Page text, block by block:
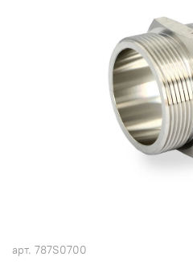
арт. 787S0700